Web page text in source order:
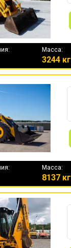
Масса:
3244 кг
Масса:
8137 кг